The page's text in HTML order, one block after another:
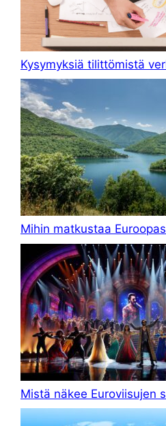
Kysymyksiä tilittömistä
Mihin matkustaa
Mistä näkee Euroviisujen